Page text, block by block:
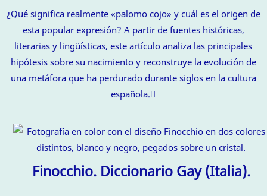
¿Qué significa realmente «palomo cojo» y cuál es el origen de
esta popular expresión? A partir de fuentes históricas,
literarias y lingüísticas, este artículo analiza las principales
hipótesis sobre su nacimiento y reconstruye la evolución de
una metáfora que ha perdurado durante siglos en la cultura
española.
Finocchio. Diccionario Gay (Italia).